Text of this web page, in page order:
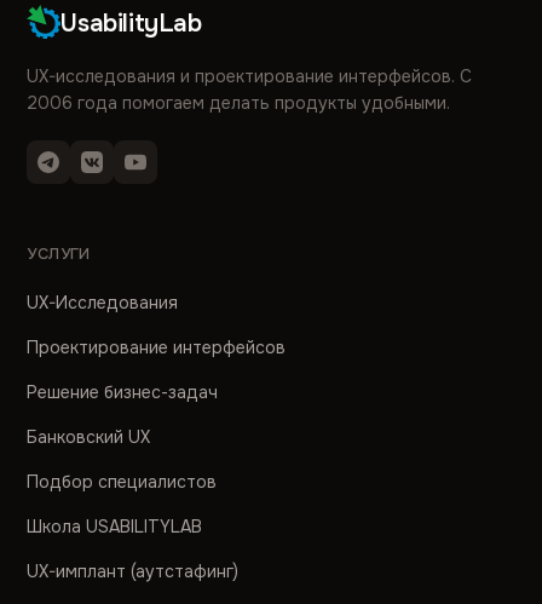
UsabilityLab
UX-исследования и проектирование интерфейсов. С
2006 года помогаем делать продукты удобными.
УСЛУГИ
UX-Исследования
Проектирование интерфейсов
Решение бизнес-задач
Банковский UX
Подбор специалистов
Школа USABILITYLAB
UX-имплант (аутстафинг)